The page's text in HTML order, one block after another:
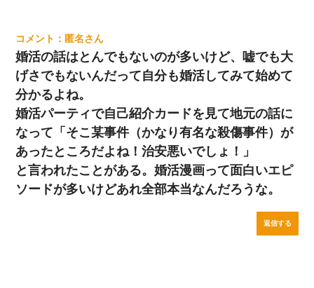
匿名
婚活の話はとんでもないのが多いけど、嘘でも大
げさでもないんだって自分も婚活してみて始めて
分かるよね。
婚活パーティで自己紹介カードを見て地元の話に
なって「そこ某事件（かなり有名な殺傷事件）が
あったところだよね！治安悪いでしょ！」
と言われたことがある。婚活漫画って面白いエピ
ソードが多いけどあれ全部本当なんだろうな。
返信する